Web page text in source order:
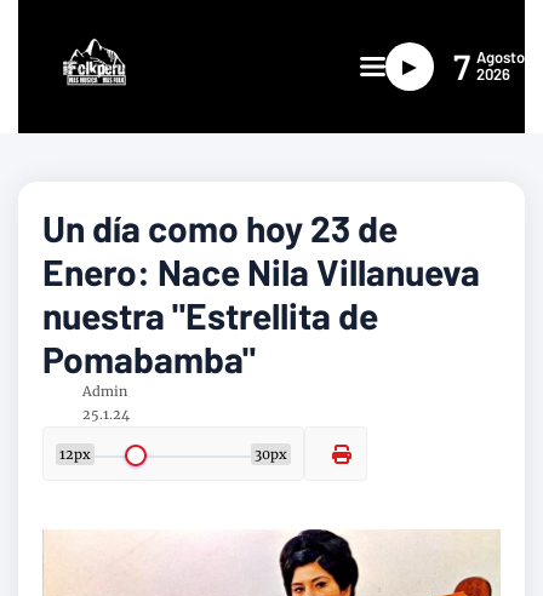
► 7 Agosto
2026
Un día como hoy 23 de
Enero: Nace Nila Villanueva
nuestra "Estrellita de
Pomabamba"
Admin
25.1.24
12px 30px